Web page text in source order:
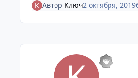
Автор Ключ2 октября, 2019